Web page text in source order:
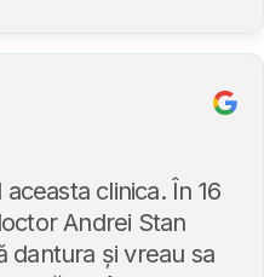
clinica. În 16
Andrei Stan
dantura și vreau sa